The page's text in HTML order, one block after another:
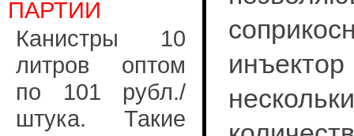
ПАРТИИ
Канистры 10
литров оптом
по 101 рубл./
штука. Такие